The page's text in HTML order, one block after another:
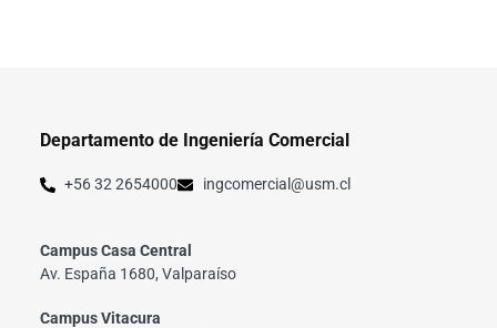
Departamento de Ingeniería Comercial
+56 32 2654000 ingcomercial@usm.cl
Campus Casa Central
Av. España 1680, Valparaíso
Campus Vitacura